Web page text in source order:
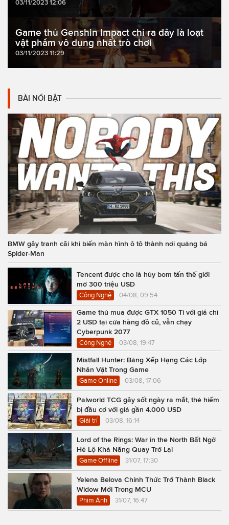
03/11/2023 12:06
Game thủ Genshin Impact chỉ ra đây là loạt
vật phẩm vô dụng nhất trò chơi
03/11/2023 11:29
BÀI NỔI BẬT
BMW gây tranh cãi khi biến màn hình ô tô thành nơi quảng bá
Spider-Man
Tencent được cho là hủy bom tấn thế giới
mở 300 triệu USD
Công Nghệ 04/08, 09:54
Game thủ mua được GTX 1050 Ti với giá chỉ
2 USD tại cửa hàng đồ cũ, vẫn chạy
Cyberpunk 2077
Công Nghệ 03/08, 19:47
Mistfall Hunter: Bảng Xếp Hạng Các Lớp
Nhân Vật Trong Game
Game Online 03/08, 17:06
Palworld TCG gây sốt ngày ra mắt, thẻ hiếm
bị đầu cơ với giá gần 4.000 USD
Giải trí 03/08, 16:14
Lord of the Rings: War in the North Bất Ngờ
Hé Lộ Khả Năng Quay Trở Lại
Game Offline 31/07, 17:30
Yelena Belova Chính Thức Trở Thành Black
Widow Mới Trong MCU
Phim Ảnh 31/07, 16:47